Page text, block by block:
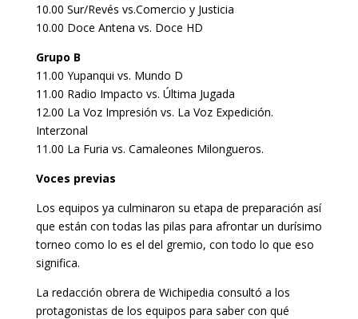
10.00 Sur/Revés vs.Comercio y Justicia
10.00 Doce Antena vs. Doce HD
Grupo B
11.00 Yupanqui vs. Mundo D
11.00 Radio Impacto vs. Última Jugada
12.00 La Voz Impresión vs. La Voz Expedición.
Interzonal
11.00 La Furia vs. Camaleones Milongueros.
Voces previas
Los equipos ya culminaron su etapa de preparación así
que están con todas las pilas para afrontar un durísimo
torneo como lo es el del gremio, con todo lo que eso
significa.
La redacción obrera de Wichipedia consultó a los
protagonistas de los equipos para saber con qué